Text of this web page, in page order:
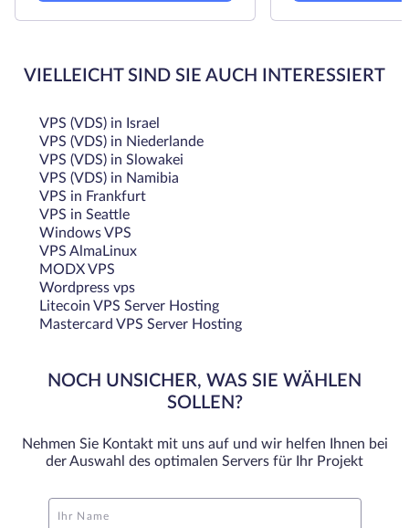
VIELLEICHT SIND SIE AUCH INTERESSIERT
VPS (VDS) in Israel
VPS (VDS) in Niederlande
VPS (VDS) in Slowakei
VPS (VDS) in Namibia
VPS in Frankfurt
VPS in Seattle
Windows VPS
VPS AlmaLinux
MODX VPS
Wordpress vps
Litecoin VPS Server Hosting
Mastercard VPS Server Hosting
NOCH UNSICHER, WAS SIE WÄHLEN
SOLLEN?
Nehmen Sie Kontakt mit uns auf und wir helfen Ihnen bei
der Auswahl des optimalen Servers für Ihr Projekt
Ihr Name